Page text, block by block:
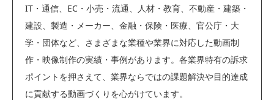
IT・通信、EC・小売・流通、人材・教育、不動産・建築・
建設、製造・メーカー、金融・保険・医療、官公庁・大
学・団体など、さまざまな業種や業界に対応した動画制
作・映像制作の実績・事例があります。各業界特有の訴求
ポイントを押さえて、業界ならではの課題解決や目的達成
に貢献する動画づくりを心がけています。